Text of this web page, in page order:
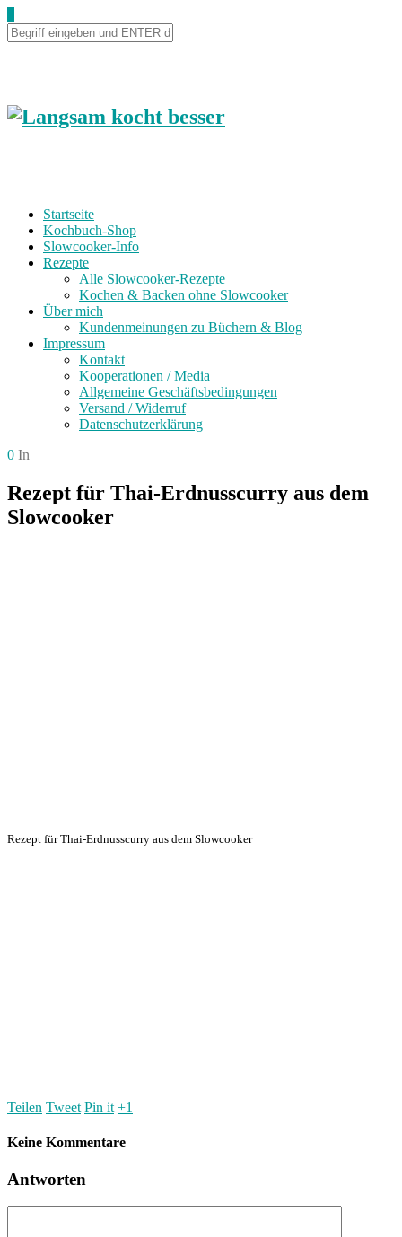
Startseite
Kochbuch-Shop
Slowcooker-Info
Rezepte
Alle Slowcooker-Rezepte
Kochen & Backen ohne Slowcooker
Über mich
Kundenmeinungen zu Büchern & Blog
Impressum
Kontakt
Kooperationen / Media
Allgemeine Geschäftsbedingungen
Versand / Widerruf
Datenschutzerklärung
0 In
Rezept für Thai-Erdnusscurry aus dem
Slowcooker
Rezept für Thai-Erdnusscurry aus dem Slowcooker
Teilen Tweet Pin it +1
Keine Kommentare
Antworten